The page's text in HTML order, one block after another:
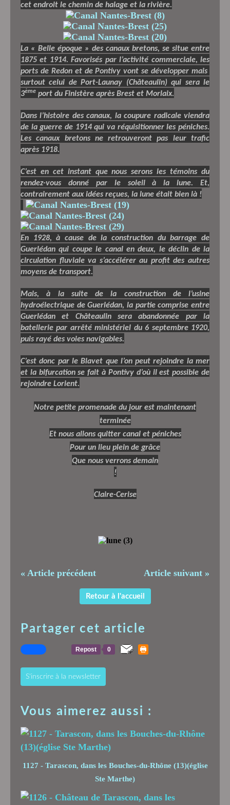
cet endroit le chemin de halage et la rivière.
La « Belle époque » des canaux bretons, se situe entre
1875 et 1914. Favorisés par l’activité commerciale, les
ports de Redon et de Pontivy vont se développer mais
surtout celui de Port-Launay (Châteaulin) qui sera le
3ème port du Finistère après Brest et Morlaix.
Dans l’histoire des canaux, la coupure radicale viendra
de la guerre de 1914 qui va réquisitionner les péniches.
Les canaux bretons ne retrouveront pas leur trafic
après 1918.
C’est en cet instant que nous serons les témoins du
rendez-vous donné par le soleil à la lune. Et,
contrairement aux idées reçues, la lune était bien là !
En 1928, à cause de la construction du barrage de
Guerlédan qui coupe le canal en deux, le déclin de la
circulation fluviale va s’accélérer au profit des autres
moyens de transport.
Mais, à la suite de la construction de l’usine
hydroélectrique de Guerlédan, la partie comprise entre
Guerlédan et Châteaulin sera abandonnée par la
batellerie par arrêté ministériel du 6 septembre 1920,
puis rayé des voies navigables.
C’est donc par le Blavet que l’on peut rejoindre la mer
et la bifurcation se fait à Pontivy d’où il est possible de
rejoindre Lorient.
Notre petite promenade du jour est maintenant
terminée
Et nous allons quitter canal et péniches
Pour un lieu plein de grâce
Que nous verrons demain
!
Claire-Cerise
« Article précédent Article suivant »
Retour à l'accueil
Partager cet article
Repost 0
S'inscrire à la newsletter
Vous aimerez aussi :
1127 - Tarascon, dans les Bouches-du-Rhône (13)(église
Ste Marthe)